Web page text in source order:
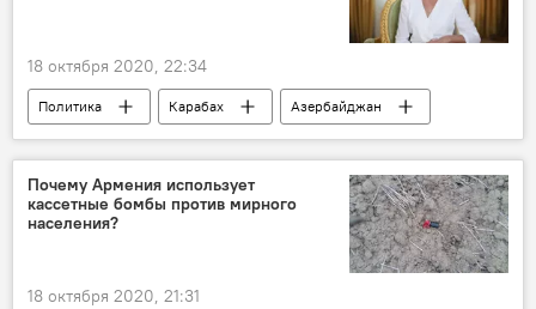
18 октября 2020, 22:34
Политика Карабах
Азербайджан
Новости
Почему Армения использует
кассетные бомбы против мирного
населения?
18 октября 2020, 21:31